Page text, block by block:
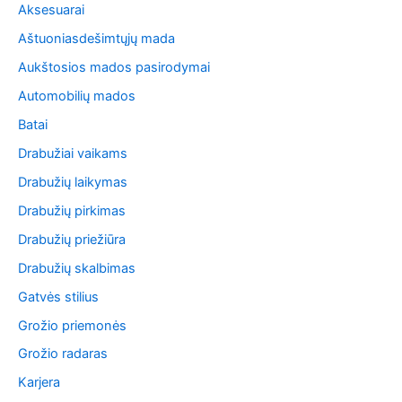
Aksesuarai
Aštuoniasdešimtųjų mada
Aukštosios mados pasirodymai
Automobilių mados
Batai
Drabužiai vaikams
Drabužių laikymas
Drabužių pirkimas
Drabužių priežiūra
Drabužių skalbimas
Gatvės stilius
Grožio priemonės
Grožio radaras
Karjera